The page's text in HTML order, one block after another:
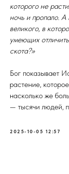
которого не
ночь и пропало.
великого, в
умеющих
скота?»
Бог показывает
растение,
насколько же
— тысячи людей,
2025-10-05 12:57